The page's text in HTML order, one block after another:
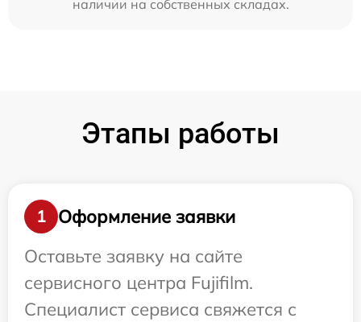
наличии на собственных складах.
Этапы работы
1
Оформление заявки
Оставьте заявку на сайте
сервисного центра Fujifilm.
Специалист сервиса свяжется с